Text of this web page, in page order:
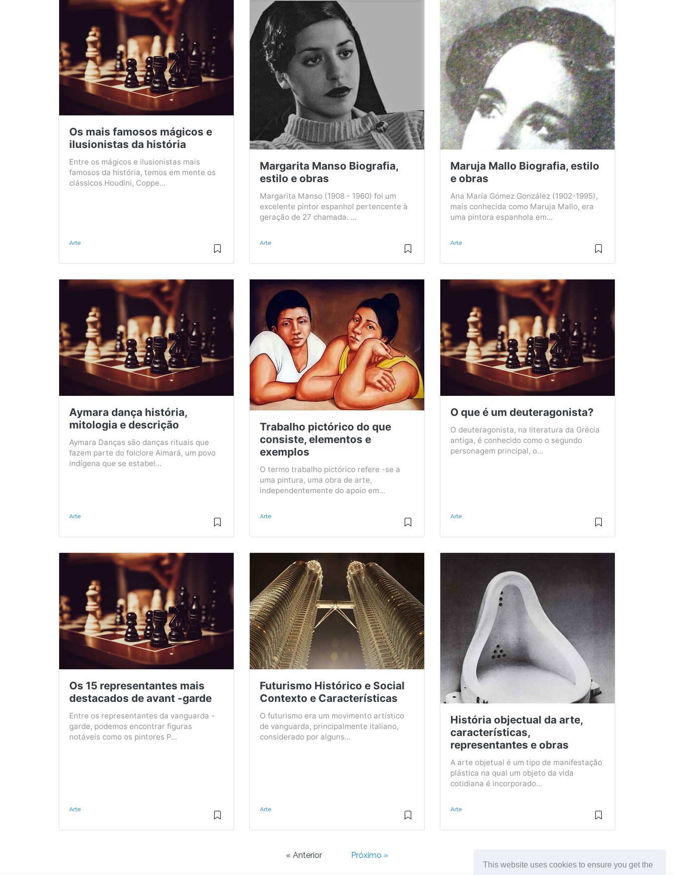
This website uses cookies to ensure you get the
Os mais famosos mágicos e
ilusionistas da história
Entre os mágicos e ilusionistas mais
famosos da história, temos em mente os
clássicos Houdini, Coppe...
Arte
Margarita Manso Biografia,
estilo e obras
Margarita Manso (1908 - 1960) foi um
excelente pintor espanhol pertencente à
geração de 27 chamada. ...
Arte
Maruja Mallo Biografia, estilo
e obras
Ana María Gómez González (1902-1995),
mais conhecida como Maruja Mallo, era
uma pintora espanhola em...
Arte
Aymara dança história,
mitologia e descrição
Aymara Danças são danças rituais que
fazem parte do folclore Aimará, um povo
indígena que se estabel...
Arte
Trabalho pictórico do que
consiste, elementos e
exemplos
O termo trabalho pictórico refere -se a
uma pintura, uma obra de arte,
independentemente do apoio em...
Arte
O que é um deuteragonista?
O deuteragonista, na literatura da Grécia
antiga, é conhecido como o segundo
personagem principal, o...
Arte
Os 15 representantes mais
destacados de avant -garde
Entre os representantes da vanguarda -
garde, podemos encontrar figuras
notáveis ​​como os pintores P...
Arte
Futurismo Histórico e Social
Contexto e Características
O futurismo era um movimento artístico
de vanguarda, principalmente italiano,
considerado por alguns...
Arte
História objectual da arte,
características,
representantes e obras
A arte objetual é um tipo de manifestação
plástica na qual um objeto da vida
cotidiana é incorporado...
Arte
« Anterior Próximo »